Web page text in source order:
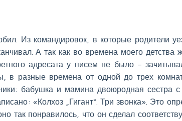
Из командировок, в которые родители
А так как во времена моего
адресата у писем не было –
в разные времена от одной до трех
бабушка и мамина двоюродная сестра
«Колхоз „Гигант“. Три звонка». Это
так понравилось, что он сделал